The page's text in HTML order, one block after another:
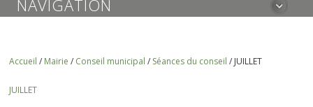
NAVIGATION
Accueil / Mairie / Conseil municipal / Séances du conseil / JUILLET
JUILLET